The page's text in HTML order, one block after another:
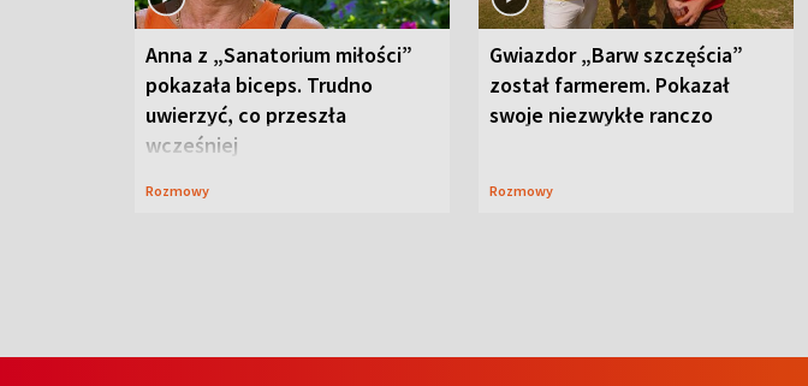
Anna z „Sanatorium miłości”
pokazała biceps. Trudno
uwierzyć, co przeszła
wcześniej
Rozmowy
Gwiazdor „Barw szczęścia”
został farmerem. Pokazał
swoje niezwykłe ranczo
Rozmowy